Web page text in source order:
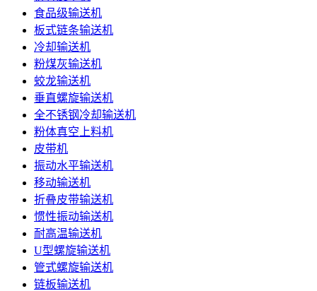
食品级输送机
板式链条输送机
冷却输送机
粉煤灰输送机
蛟龙输送机
垂直螺旋输送机
全不锈钢冷却输送机
粉体真空上料机
皮带机
振动水平输送机
移动输送机
折叠皮带输送机
惯性振动输送机
耐高温输送机
U型螺旋输送机
管式螺旋输送机
链板输送机